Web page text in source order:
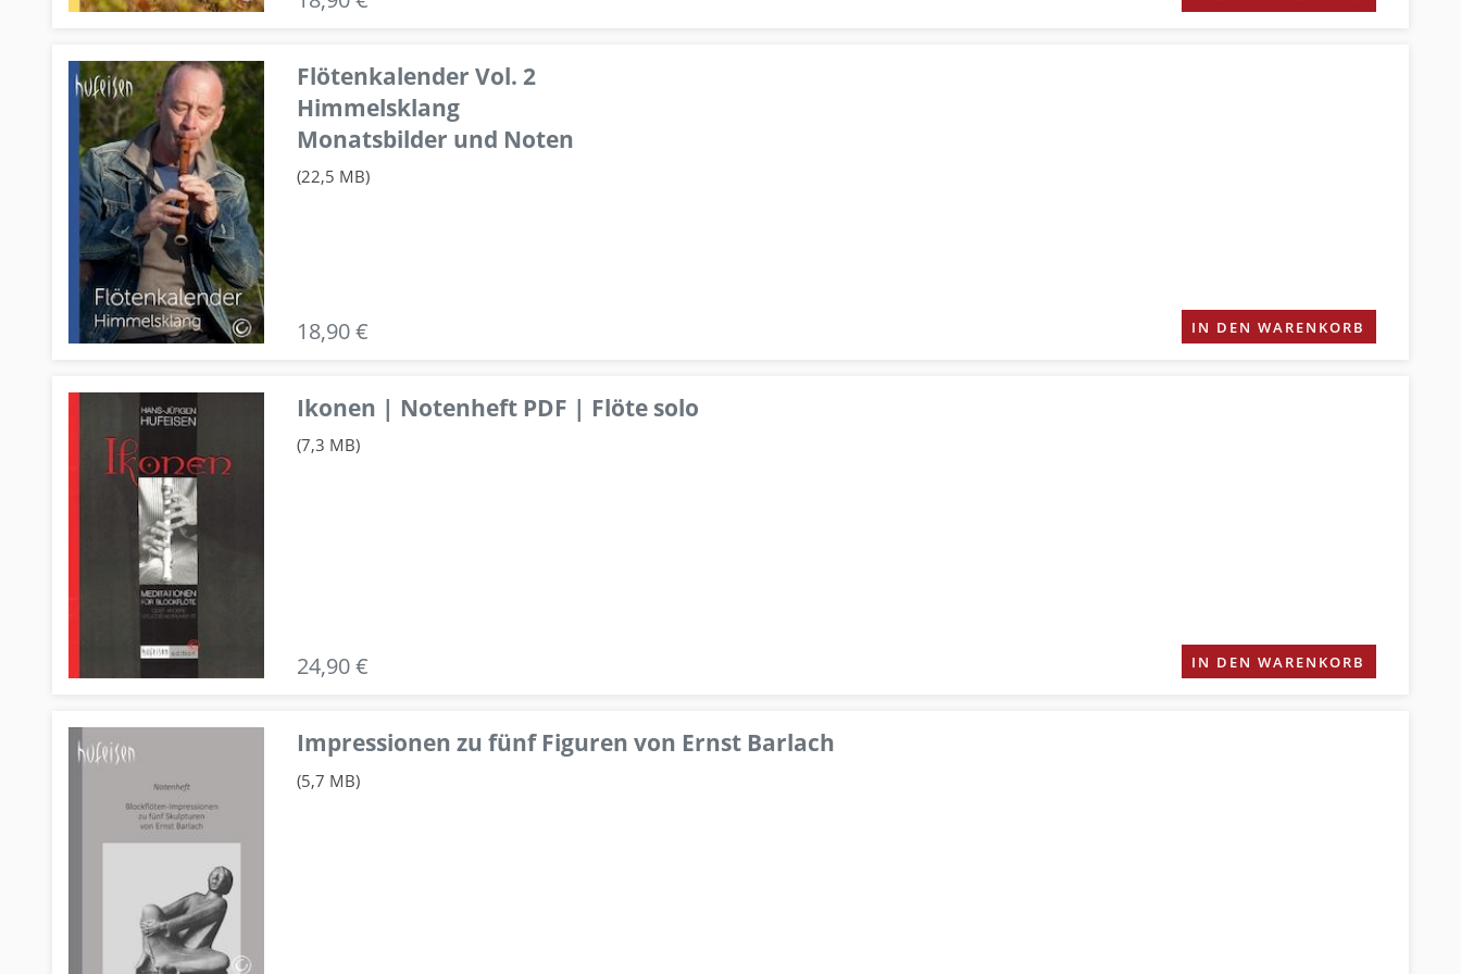
Flötenkalender Vol. 2
Himmelsklang
Monatsbilder und Noten
(22,5 MB)
18,90 € IN DEN WARENKORB
Ikonen | Notenheft PDF | Flöte solo
(7,3 MB)
24,90 € IN DEN WARENKORB
Impressionen zu fünf Figuren von Ernst Barlach
(5,7 MB)